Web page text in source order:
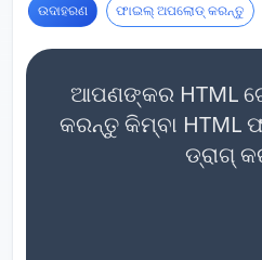
ଉଦାହରଣ ଫାଇଲ୍ ଅପଲୋଡ୍ କରନ୍ତୁ
ଆପଣଙ୍କର HTML
କରନ୍ତୁ କିମ୍ବା HTML
ଡ୍ରାଗ୍